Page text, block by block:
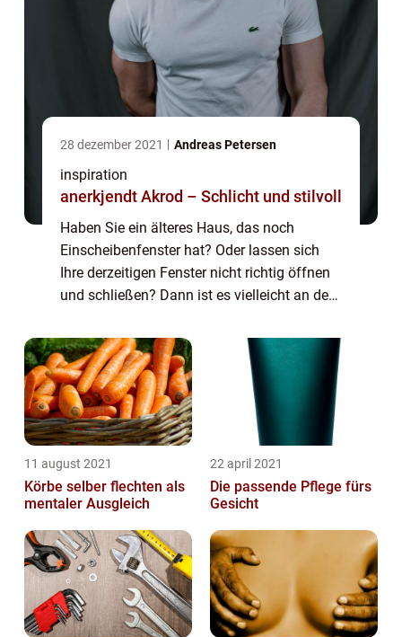
28 dezember 2021 Andreas Petersen
inspiration
anerkjendt Akrod – Schlicht und stilvoll
Haben Sie ein älteres Haus, das noch
Einscheibenfenster hat? Oder lassen sich
Ihre derzeitigen Fenster nicht richtig öffnen
und schließen? Dann ist es vielleicht an der
Klappfenster sind die perfekte Lösung für
H...
11 august 2021
Körbe selber flechten als
mentaler Ausgleich
22 april 2021
Die passende Pflege fürs
Gesicht